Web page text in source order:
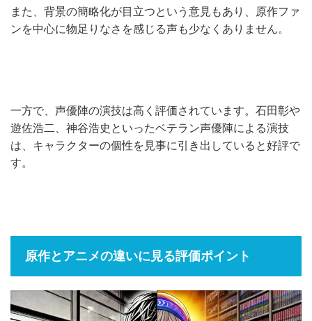
また、背景の簡略化が目立つという意見もあり、原作ファ
ンを中心に物足りなさを感じる声も少なくありません。
一方で、声優陣の演技は高く評価されています。石田彰や
遊佐浩二、神谷浩史といったベテラン声優陣による演技
は、キャラクターの個性を見事に引き出していると好評で
す。
原作とアニメの違いに見る評価ポイント